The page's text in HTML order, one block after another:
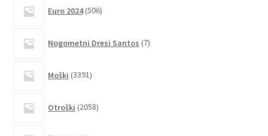
Euro 2024 506izdelkov
Nogometni Dresi Santos 7izdelkov
Moški 3391izdelkov
Otroški 2058izdelkov